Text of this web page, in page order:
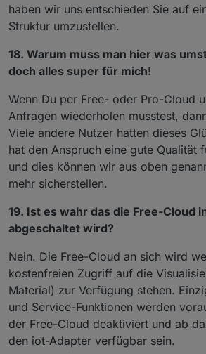
haben wir uns entschieden Sie auf
Struktur umzustellen.
18. Warum muss man hier was
doch alles super für mich!
Wenn Du per Free- oder Pro-Cloud
Anfragen wiederholen musstest,
Viele andere Nutzer hatten dieses
hat den Anspruch eine gute Qualität
und dies können wir aus oben
mehr sicherstellen.
19. Ist es wahr das die Free-Cloud
abgeschaltet wird?
Nein. Die Free-Cloud an sich wird
kostenfreien Zugriff auf die
Material) zur Verfügung stehen.
und Service-Funktionen werden
der Free-Cloud deaktiviert und ab
den iot-Adapter verfügbar sein.